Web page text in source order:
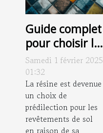
Guide complet
pour choisir le
type de résine
pour votre sol
Samedi 1 février 2025
01:32
La résine est devenue
un choix de
prédilection pour les
revêtements de sol
en raison de sa